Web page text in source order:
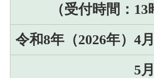
（受付時間：13
令和8年（2026年）4
5